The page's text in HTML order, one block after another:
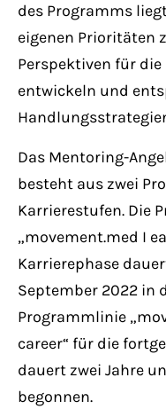
des Programms
eigenen Prioritäten
Perspektiven für
entwickeln und
Das Mentoring-
besteht aus zwei
Karrierestufen. Die
„movement.med I
Karrierephase
September 2022 in
Programmlinie
career“ für die
dauert zwei Jahre
begonnen.